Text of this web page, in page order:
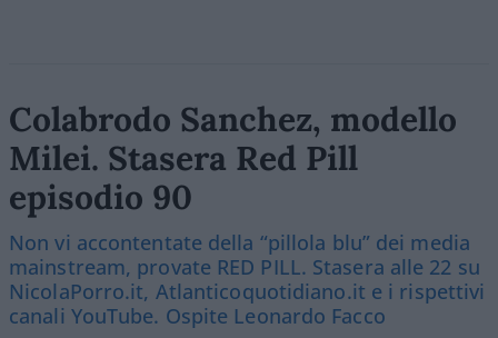
Colabrodo Sanchez, modello
Milei. Stasera Red Pill
episodio 90
Non vi accontentate della “pillola blu” dei media
mainstream, provate RED PILL. Stasera alle 22 su
NicolaPorro.it, Atlanticoquotidiano.it e i rispettivi
canali YouTube. Ospite Leonardo Facco